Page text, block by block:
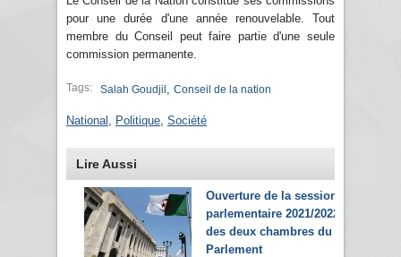
pour une durée d'une année renouvelable. Tout
membre du Conseil peut faire partie d'une seule
commission permanente.
Tags: Salah Goudjil Conseil de la nation
National Politique Société
Lire Aussi
Ouverture de la session
parlementaire 2021/2022
des deux chambres du
Parlement